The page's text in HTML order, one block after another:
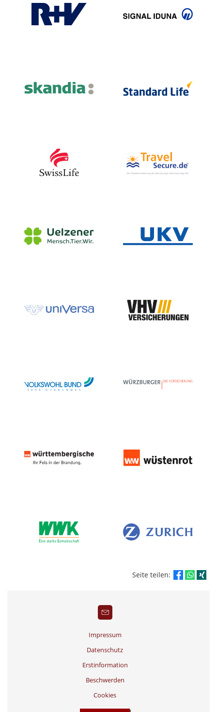
Seite teilen:
Impressum
Datenschutz
Erstinformation
Beschwerden
Cookies